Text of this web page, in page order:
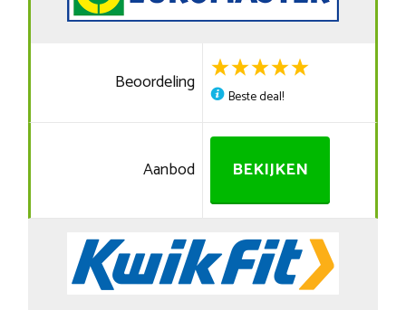
Beoordeling
Beste deal!
Aanbod BEKIJKEN